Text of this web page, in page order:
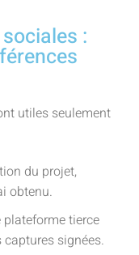
:
utiles seulement
du projet,
obtenu.
plateforme tierce
signées.